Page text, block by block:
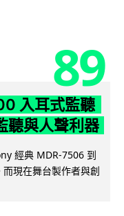
89
入耳式監聽
聽與人聲利器
經典 MDR-7506 到
現在舞台製作者與創